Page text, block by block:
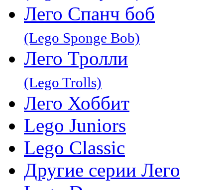
Лего Спанч боб
(Lego Sponge Bob)
Лего Тролли
(Lego Trolls)
Лего Хоббит
Lego Juniors
Lego Classic
Другие серии Лего